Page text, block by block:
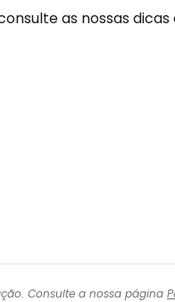
as nossas
Consulte a nossa página